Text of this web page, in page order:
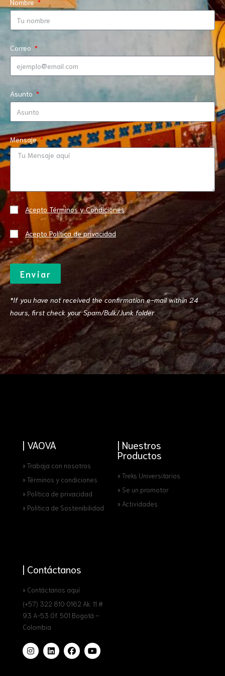
Nombre
Correo
Asunto
Mensaje
Acepto Términos y Condiciones
Acepto Política de privacidad
Enviar
*If you have not received the confirmation e-mail within 24
hours, first check your Spam/Bulk/Junk folder.
| VAOVA
» Trabaja con nosotros
» Términos y condiciones
» Política de privacidad
» Política de Sostenibilidad
| Nuestros
Productos
» Treks Universitarios
» Se un promotor
» Actividades
| Contáctanos
» Contáctanos aquí
(+57) 322 810 0162 Ak. 11 #
93 A-53 Of. 501 Bogotá –
Colombia